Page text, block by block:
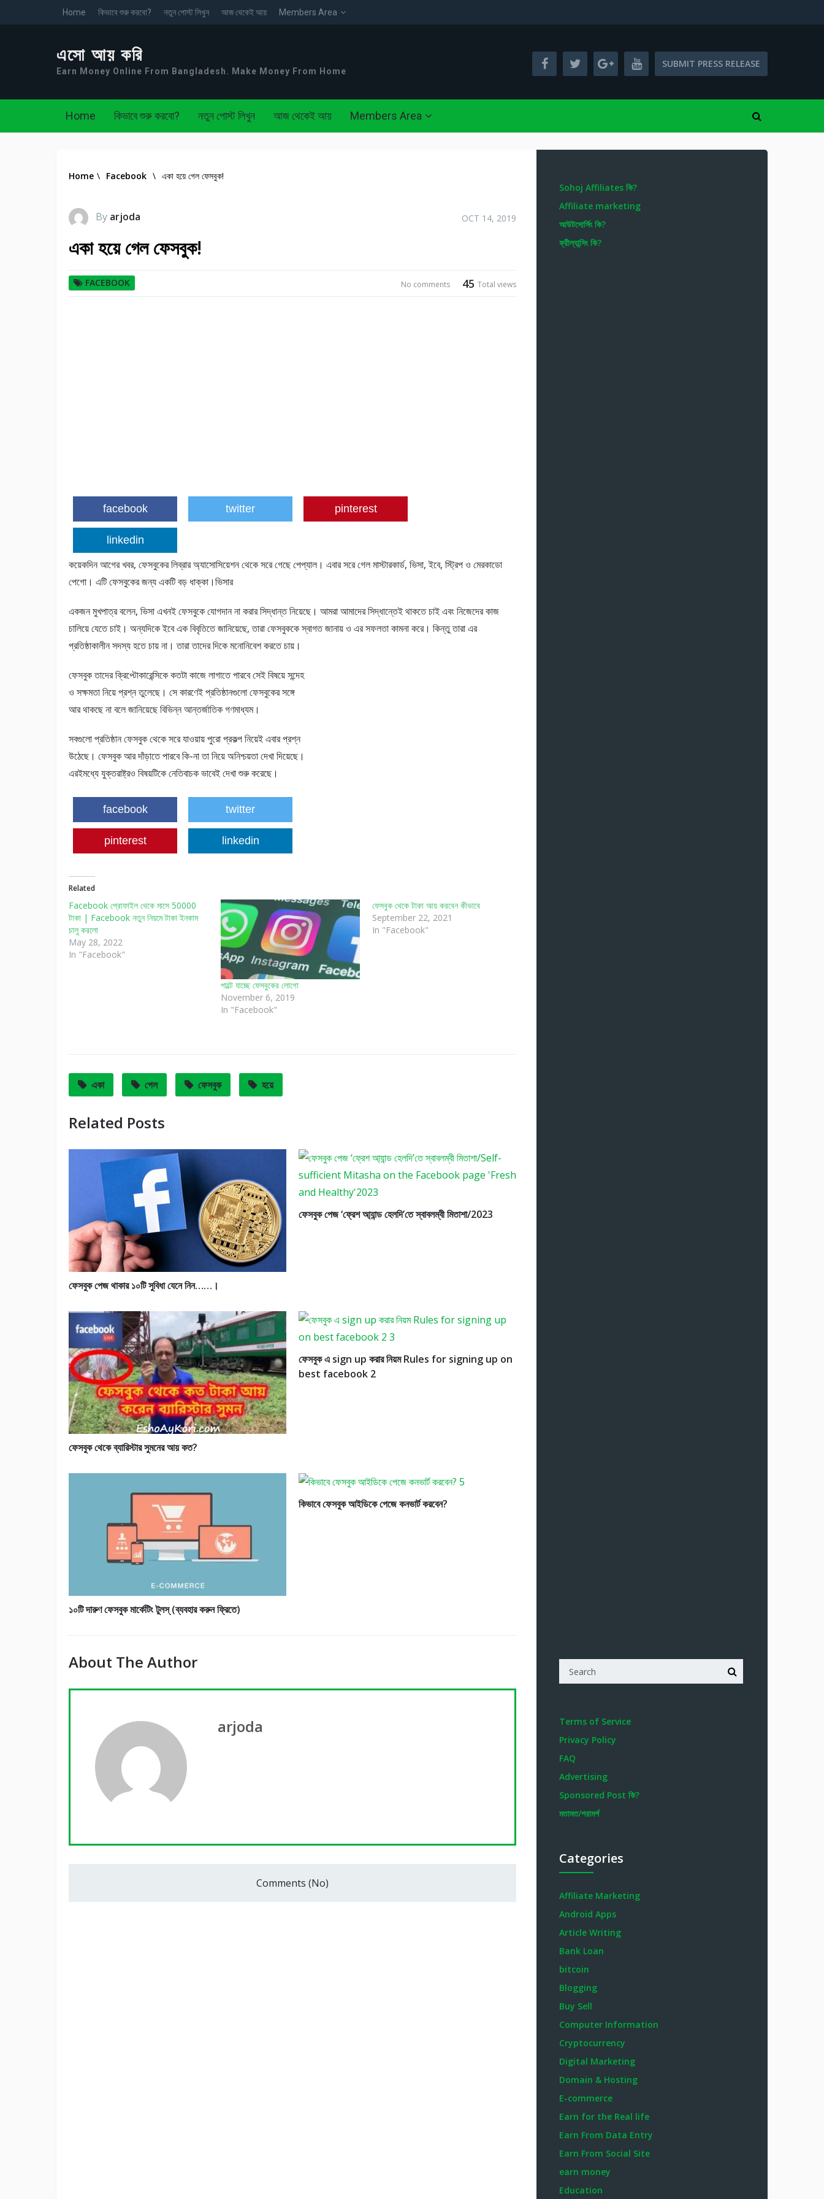
Home কিভাবে শুরু করবো? নতুন পোস্ট লিখুন আজ থেকেই আয় Members Area
এসো আয় করি
Earn Money Online From Bangladesh. Make Money From Home
SUBMIT PRESS RELEASE
Home কিভাবে শুরু করবো? নতুন পোস্ট লিখুন আজ থেকেই আয় Members Area
Home \ Facebook \ একা হয়ে গেল ফেসবুক!
By arjoda OCT 14, 2019
একা হয়ে গেল ফেসবুক!
FACEBOOK 45 Total views
No comments
facebook twitter pinterest
linkedin
কয়েকদিন আগের খবর, ফেসবুকের লিব্রার অ্যাসোসিয়েশন থেকে সরে গেছে পেপ্যাল। এবার সরে গেল মাস্টারকার্ড, ভিসা, ইবে, স্ট্রিপ ও মেরকাডো
পেগো। এটি ফেসবুকের জন্য একটি বড় ধাক্কা।ভিসার
একজন মুখপাত্র বলেন, ভিসা এখনই ফেসবুকে যোগদান না করার সিদ্ধান্ত নিয়েছে। আমরা আমাদের সিদ্ধান্তেই থাকতে চাই এবং নিজেদের কাজ
চালিয়ে যেতে চাই। অন্যদিকে ইবে এক বিবৃতিতে জানিয়েছে, তারা ফেসবুককে স্বাগত জানায় ও এর সফলতা কামনা করে। কিন্তু তারা এর
প্রতিষ্ঠাকালীন সদস্য হতে চায় না। তারা তাদের দিকে মনোনিবেশ করতে চায়।
ফেসবুক তাদের ক্রিপ্টোকারেন্সিকে কতটা কাজে লাগাতে পারবে সেই বিষয়ে সন্দেহ
ও সক্ষমতা নিয়ে প্রশ্ন তুলেছে। সে কারণেই প্রতিষ্ঠানগুলো ফেসবুকের সঙ্গে
আর থাকছে না বলে জানিয়েছে বিভিন্ন আন্তর্জাতিক গণমাধ্যম।
সবগুলো প্রতিষ্ঠান ফেসবুক থেকে সরে যাওয়ায় পুরো প্রকল্প নিয়েই এবার প্রশ্ন
উঠেছে। ফেসবুক আর দাঁড়াতে পারবে কি-না তা নিয়ে অনিশ্চয়তা দেখা দিয়েছে।
এরইমধ্যে যুক্তরাষ্ট্রও বিষয়টিকে নেতিবাচক ভাবেই দেখা শুরু করেছে।
facebook twitter
pinterest linkedin
Related
Facebook প্রোফাইল থেকে মাসে 50000
টাকা | Facebook নতুন নিয়মে টাকা ইনকাম
চালু করলো
May 28, 2022
In "Facebook"
পাল্টে যাচ্ছে ফেসবুকের লোগো
November 6, 2019
In "Facebook"
ফেসবুক থেকে টাকা আয় করবেন কীভাবে
September 22, 2021
In "Facebook"
একা গেল ফেসবুক হয়ে
Related Posts
ফেসবুক পেজ থাকার ১০টি সুবিধা যেনে নিন……।
ফেসবুক পেজ ‘ফ্রেশ আ্যান্ড হেলদি’তে স্বাবলম্বী মিতাশা/2023
ফেসবুক থেকে ব্যারিস্টার সুমনের আয় কত?
ফেসবুক এ sign up করার নিয়ম Rules for signing up on
best facebook 2
১০টি দারুণ ফেসবুক মার্কেটিং টুলস্ (ব্যবহার করুন ফ্রিতে)
কিভাবে ফেসবুক আইডিকে পেজে কনভার্ট করবেন?
About The Author
arjoda
Comments (No)
Sohoj Affiliates কি?
Affiliate marketing
আউটসোর্সিং কি?
ফ্রীল্যান্সিং কি?
Terms of Service
Privacy Policy
FAQ
Advertising
Sponsored Post কি?
মতামত/পরামর্শ
Categories
Affiliate Marketing
Android Apps
Article Writing
Bank Loan
bitcoin
Blogging
Buy Sell
Computer Information
Cryptocurrency
Digital Marketing
Domain & Hosting
E-commerce
Earn for the Real life
Earn From Data Entry
Earn From Social Site
earn money
Education